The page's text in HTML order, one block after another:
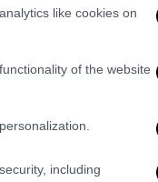
like cookies on
of the website
including